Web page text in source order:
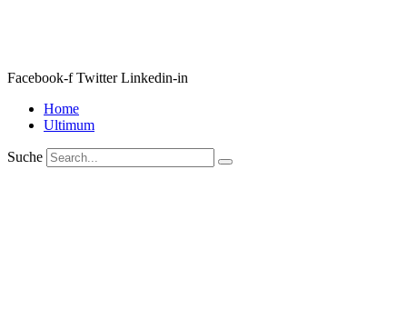
Facebook-f Twitter Linkedin-in
Home
Ultimum
Suche